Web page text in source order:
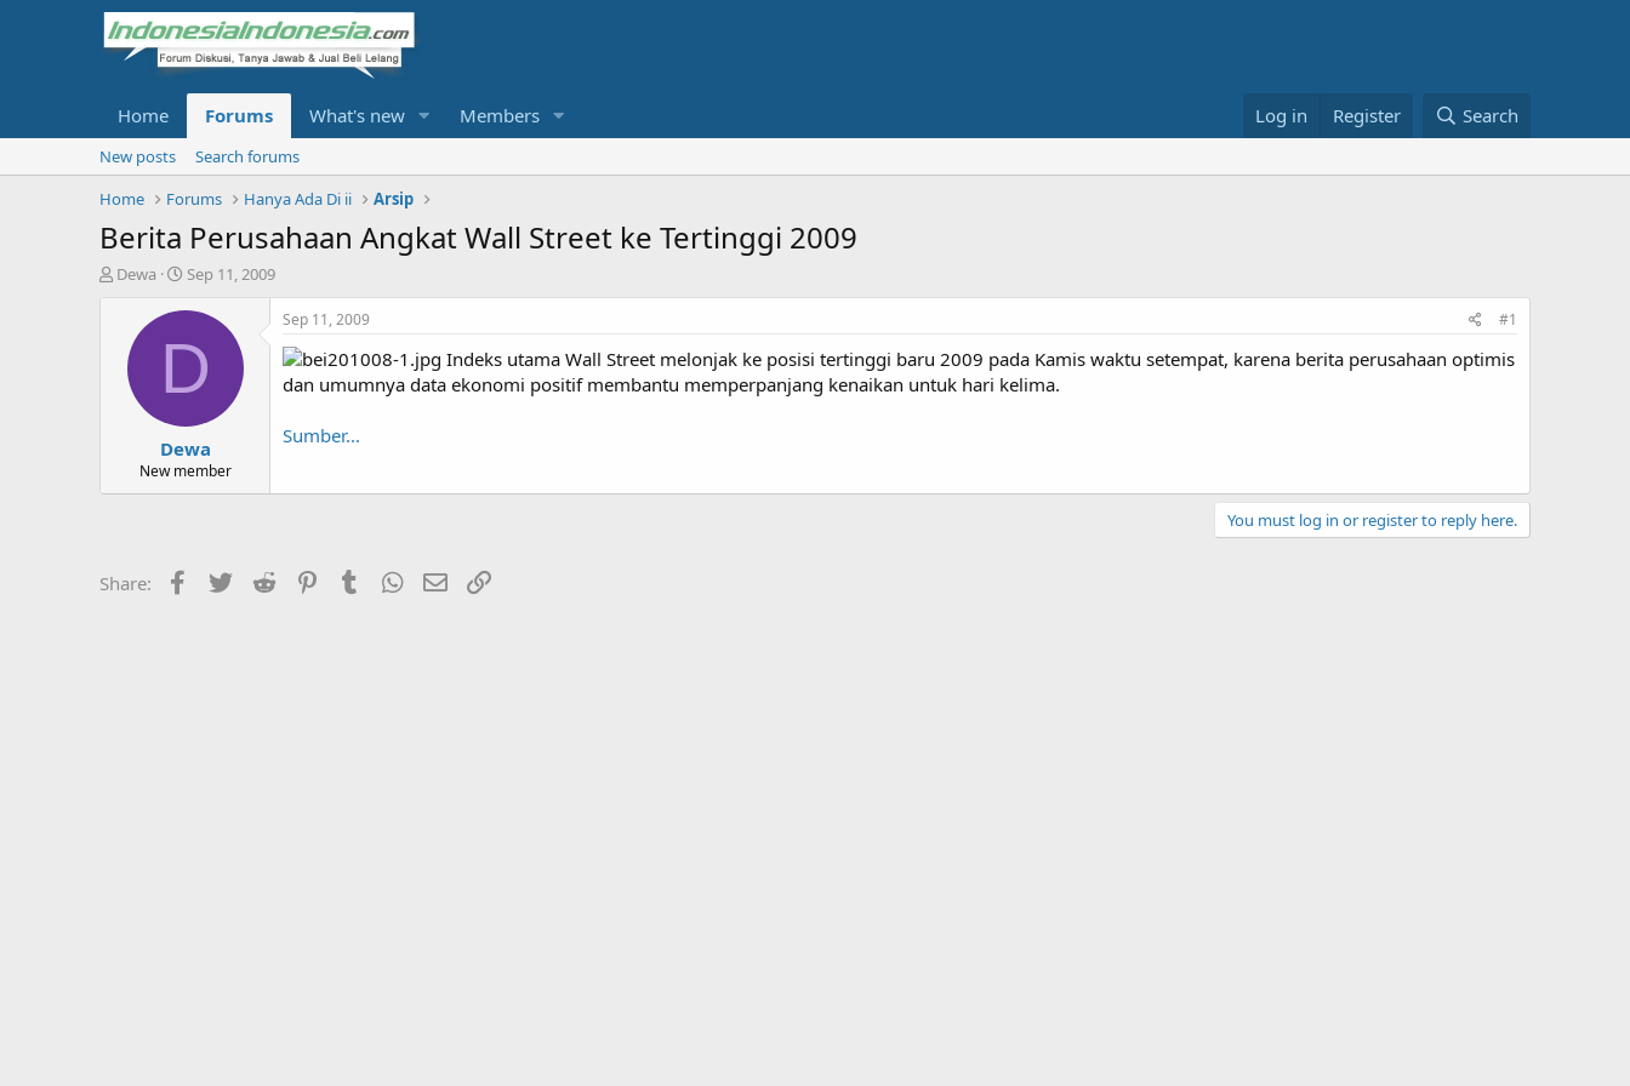
Home Forums What's new Members Log in Register Search
New posts
Search forums
Home
Forums Hanya Ada Di ii Arsip
Berita Perusahaan Angkat Wall Street ke Tertinggi 2009
T
t
Dewa
S
a
d
t
e
Sep 11, 2009
D
Dewa
New member
Sep 11, 2009 #1
Indeks utama Wall Street melonjak ke posisi tertinggi baru 2009 pada Kamis waktu setempat, karena berita perusahaan optimis
dan umumnya data ekonomi positif membantu memperpanjang kenaikan untuk hari kelima.
Sumber...
You must log in or register to reply here.
Share: Facebook
Twitter Reddit PinterestTumblrWhatsApp
Email